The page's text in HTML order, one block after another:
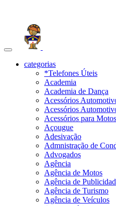
Toggle
navigationcategorias
*Telefones Úteis
Academia
Academia de Dança
Acessórios
Acessórios
Acessórios para Motos
Açougue
Adesivação
Admnistração de
Advogados
Agência
Agência de Motos
Agência de
Agência de Turismo
Agência de Veículos